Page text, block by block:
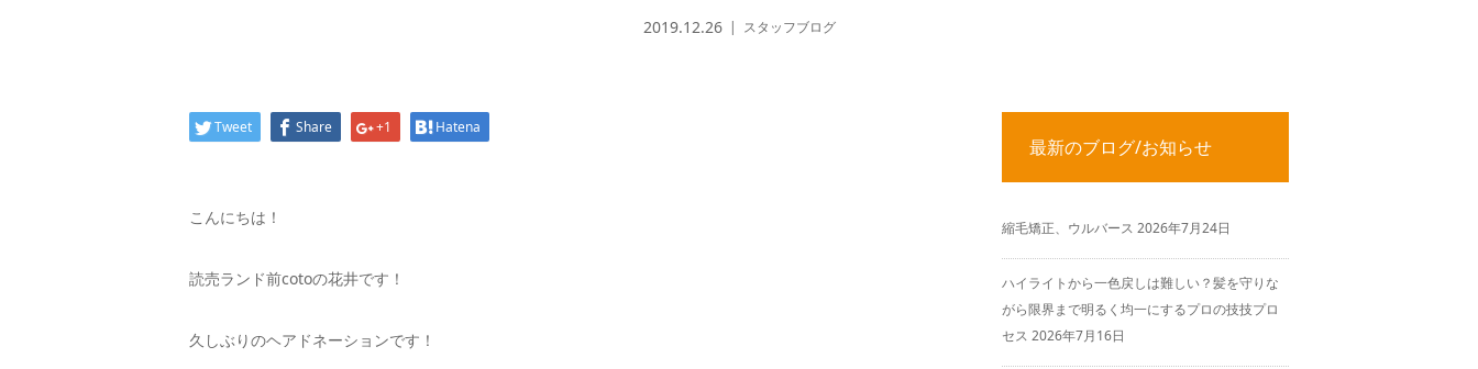
2019.12.26 スタッフブログ
Tweet Share +1 Hatena
こんにちは！
読売ランド前cotoの花井です！
久しぶりのヘアドネーションです！
最新のブログ/お知らせ
縮毛矯正、ウルバース 2026年7月24日
ハイライトから一色戻しは難しい？髪を守りな
がら限界まで明るく均一にするプロの技技プロ
セス 2026年7月16日